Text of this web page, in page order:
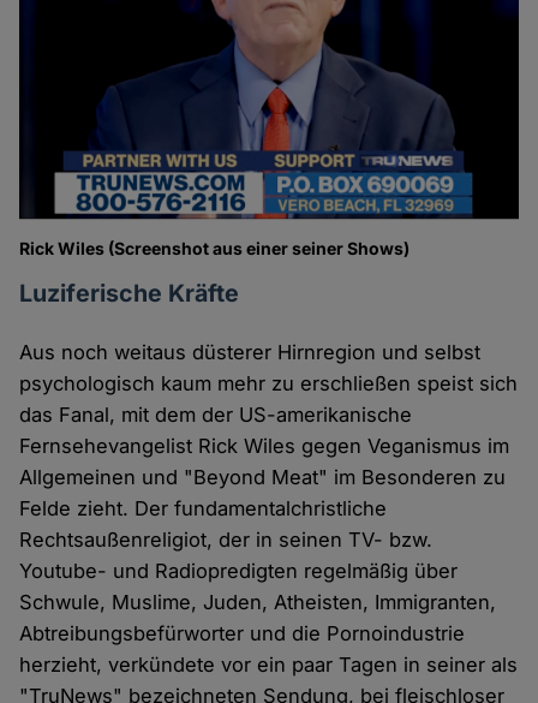
Rick Wiles (Screenshot aus einer seiner Shows)
Luziferische Kräfte
Aus noch weitaus düsterer Hirnregion und selbst
psychologisch kaum mehr zu erschließen speist sich
das Fanal, mit dem der US-amerikanische
Fernsehevangelist Rick Wiles gegen Veganismus im
Allgemeinen und "Beyond Meat" im Besonderen zu
Felde zieht. Der fundamentalchristliche
Rechtsaußenreligiot, der in seinen TV- bzw.
Youtube- und Radiopredigten regelmäßig über
Schwule, Muslime, Juden, Atheisten, Immigranten,
Abtreibungsbefürworter und die Pornoindustrie
herzieht, verkündete vor ein paar Tagen in seiner als
"TruNews" bezeichneten Sendung, bei fleischloser